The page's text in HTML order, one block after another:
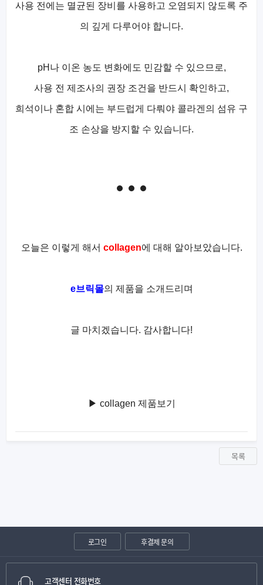
사용 전에는 멸균된 장비를 사용하고 오염되지 않도록 주
의 깊게 다루어야 합니다.
pH나 이온 농도 변화에도 민감할 수 있으므로,
사용 전 제조사의 권장 조건을 반드시 확인하고,
희석이나 혼합 시에는 부드럽게 다뤄야 콜라겐의 섬유 구
조 손상을 방지할 수 있습니다.
오늘은 이렇게 해서 collagen에 대해 알아보았습니다.
e브릭몰의 제품을 소개드리며
글 마치겠습니다. 감사합니다!
▶ collagen 제품보기
목록
로그인 후결제 문의
고객센터 전화번호